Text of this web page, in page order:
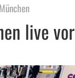
live vor